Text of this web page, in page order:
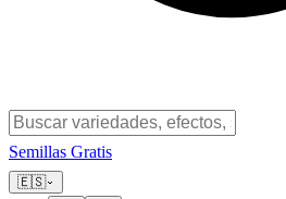
Semillas Gratis
🇪🇸